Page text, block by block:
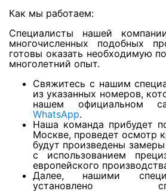
Просушка потолков из
Просушка потолков из
Просушка реечных
Просушка крыш после
дождя через софиты
Как мы работаем:
Специалисты нашей
многочисленных подобных
готовы оказать необходимую
многолетний опыт.
Свяжитесь с нашим
из указанных номеров,
нашем официальном
WhatsApp.
Наша команда прибудет
Москве, проведет осмотр
будут произведены
с использованием
европейского
Далее, нашими
установлено